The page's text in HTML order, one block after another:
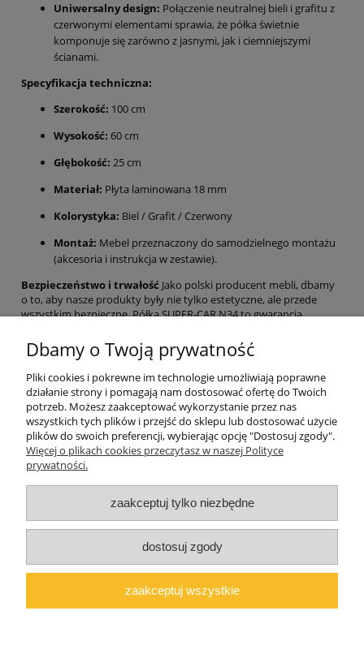
Uniwersalny design: Połączenie neutralnej bieli i grafitu z
czerwonymi elementami sprawia, że półka świetnie
komponuje się zarówno z jasnymi, jak i ciemniejszymi
ścianami.
Specyfikacja techniczna:
Szerokość: 100 cm
Wysokość: 60 cm
Głębokość: 25 cm
Materiał: Płyta laminowana 18 mm
Kolorystyka: Biel / Grafit / Czerwony
Montaż: Mebel przeznaczony do samodzielnego montażu
(akcesoria i instrukcja w zestawie).
Bezpieczeństwo i trwałość Jako polski producent mebli, dbamy
o to, aby nasze produkty były nie tylko estetyczne, ale przede
wszystkim bezpieczne. Półka SUPER-CAR N34 to gwarancja
wyobraźni każdego dziecka.
z kolekcją SUPER-CAR!
Pomoc
O firmie
Polski producent mebli ALMER MEBLE | Okrajszów 20, 97-500
Radomsko, woj. łódzkie | NIP: 7722212376 | E-
marcin@almermeble.pl| Telefon:
Dbamy o Twoją prywatność
Pliki cookies i pokrewne im technologie umożliwiają poprawne
działanie strony i pomagają nam dostosować ofertę do Twoich
potrzeb. Możesz zaakceptować wykorzystanie przez nas
wszystkich tych plików i przejść do sklepu lub dostosować użycie
plików do swoich preferencji, wybierając opcję "Dostosuj zgody".
Więcej o plikach cookies przeczytasz w naszej Polityce
prywatności.
zaakceptuj tylko niezbędne
dostosuj zgody
zaakceptuj wszystkie